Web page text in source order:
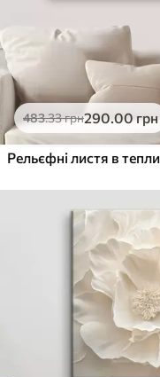
483.33грн290.00грн